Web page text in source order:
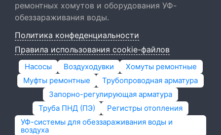
ремонтных хомутов и оборудования УФ-
обеззараживания воды.
Политика конфеденциальности
Правила использования cookie-файлов
Насосы Воздуходувки
Хомуты ремонтные
Муфты ремонтные
Трубопроводная арматура
Запорно-регулирующая арматура
Труба ПНД (ПЭ)
Регистры отопления
УФ-системы для обеззараживания воды и
воздуха